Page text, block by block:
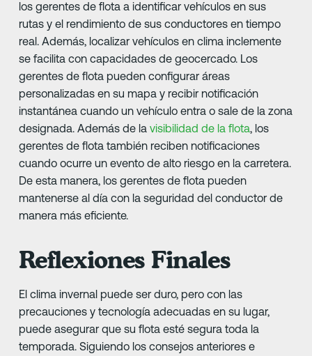
los gerentes de flota a identificar vehículos en sus
rutas y el rendimiento de sus conductores en tiempo
real. Además, localizar vehículos en clima inclemente
se facilita con capacidades de geocercado. Los
gerentes de flota pueden configurar áreas
personalizadas en su mapa y recibir notificación
instantánea cuando un vehículo entra o sale de la zona
designada. Además de la visibilidad de la flota, los
gerentes de flota también reciben notificaciones
cuando ocurre un evento de alto riesgo en la carretera.
De esta manera, los gerentes de flota pueden
mantenerse al día con la seguridad del conductor de
manera más eficiente.
Reflexiones Finales
El clima invernal puede ser duro, pero con las
precauciones y tecnología adecuadas en su lugar,
puede asegurar que su flota esté segura toda la
temporada. Siguiendo los consejos anteriores e